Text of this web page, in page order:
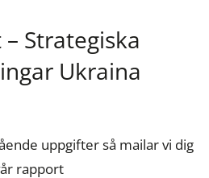
Strategiska
Ukraina
uppgifter så mailar vi dig
rapport